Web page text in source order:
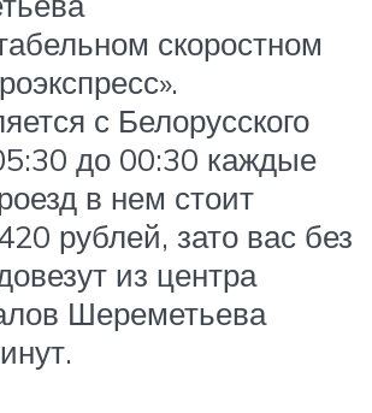
скоростном
с Белорусского
до 00:30 каждые
в нем стоит
рублей, зато вас без
из центра
Шереметьева